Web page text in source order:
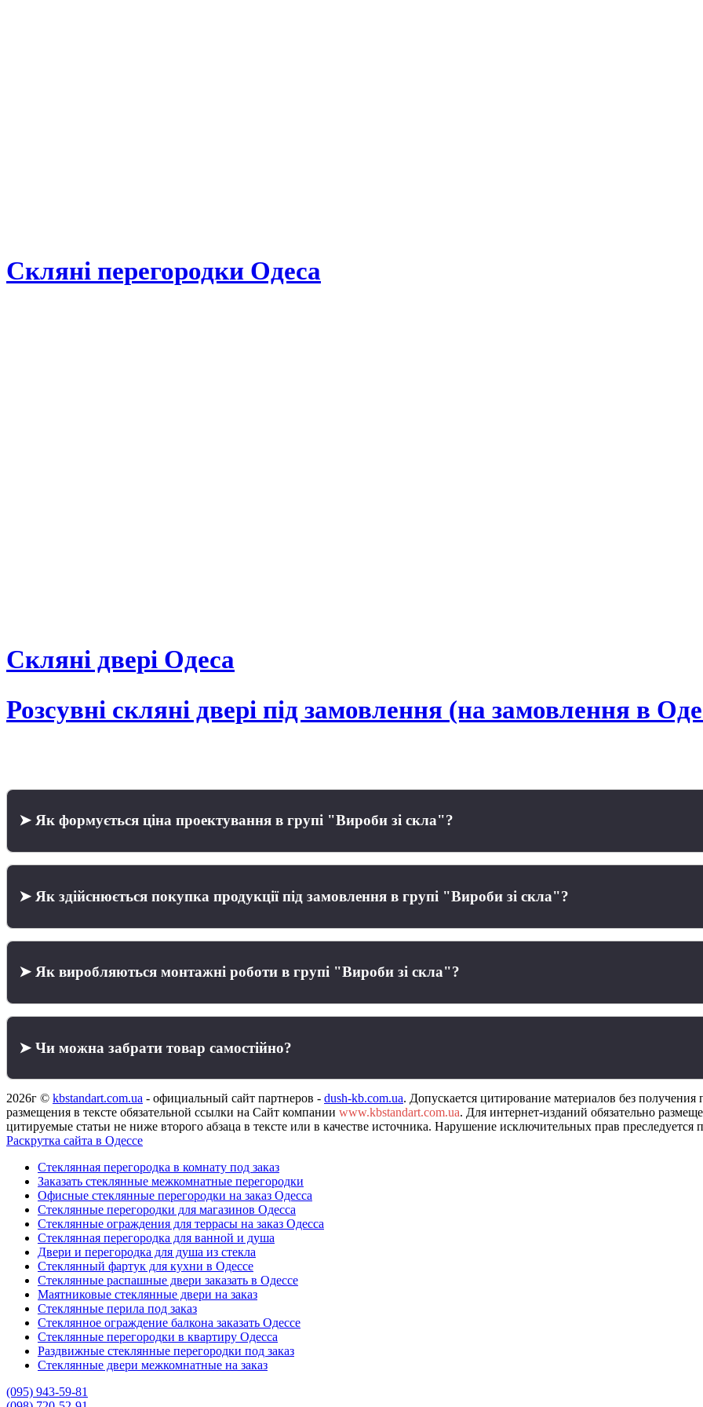
Скляні перегородки Одеса
Скляні двері Одеса
Розсувні скляні двері під замовлення (на замовлення в
➤ Як формується ціна проектування в групі "Вироби зі скла"?
➤ Як здійснюється покупка продукції під замовлення в групі "Вироби зі скла"?
➤ Як виробляються монтажні роботи в групі "Вироби зі скла"?
➤ Чи можна забрати товар самостійно?
2026г © kbstandart.com.ua - официальный сайт партнеров - dush-kb.com.ua. Допускается цитирование материалов без получения
размещения в тексте обязательной ссылки на Сайт компании www.kbstandart.com.ua. Для интернет-изданий обязательно
цитируемые статьи не ниже второго абзаца в тексте или в качестве источника. Нарушение исключительных прав преследуется
Раскрутка сайта в Одессе
Стеклянная перегородка в комнату под заказ
Заказать стеклянные межкомнатные перегородки
Офисные стеклянные перегородки на заказ Одесса
Стеклянные перегородки для магазинов Одесса
Стеклянные ограждения для террасы на заказ Одесса
Стеклянная перегородка для ванной и душа
Двери и перегородка для душа из стекла
Стеклянный фартук для кухни в Одессе
Стеклянные распашные двери заказать в Одессе
Маятниковые стеклянные двери на заказ
Стеклянные перила под заказ
Стеклянное ограждение балкона заказать Одессе
Стеклянные перегородки в квартиру Одесса
Раздвижные стеклянные перегородки под заказ
Стеклянные двери межкомнатные на заказ
(095) 943-59-81